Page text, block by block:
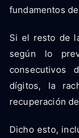
fundamentos
Si el resto de
según lo
consecutivos
dígitos, la
recuperación
Dicho esto,